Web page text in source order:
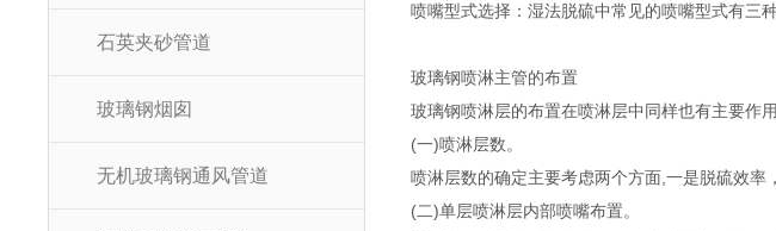
石英夹砂管道
玻璃钢烟囱
无机玻璃钢通风管道
喷嘴型式选择：湿法脱硫中常见的喷嘴型式有三
玻璃钢喷淋主管的布置
玻璃钢喷淋层的布置在喷淋层中同样也有主要作
(一)喷淋层数。
喷淋层数的确定主要考虑两个方面,一是脱硫效率
(二)单层喷淋层内部喷嘴布置。